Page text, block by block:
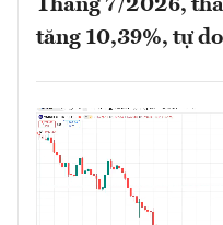
Tháng 7/2026,
tăng 10,39%, tự